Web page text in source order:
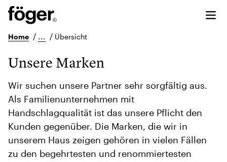
Home / ... / Übersicht
Unsere Marken
Wir suchen unsere Partner sehr sorgfältig aus.
Als Familienunternehmen mit
Handschlagqualität ist das unsere Pflicht den
Kunden gegenüber. Die Marken, die wir in
unserem Haus zeigen gehören in vielen Fällen
zu den begehrtesten und renommiertesten